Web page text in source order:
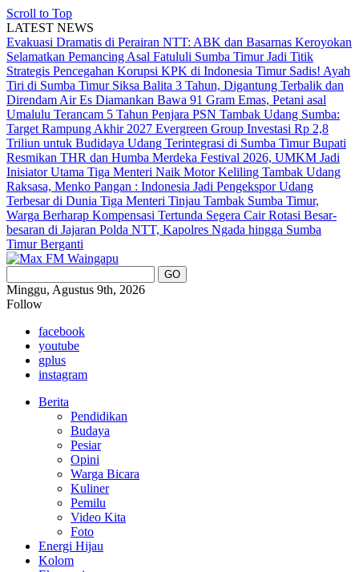
Scroll to Top
LATEST NEWS
Evakuasi Dramatis di Perairan NTT: ABK dan Basarnas Keroyokan
Selamatkan Pemancing Asal Fatululi Sumba Timur Jadi Titik
Strategis Pencegahan Korupsi KPK di Indonesia Timur Sadis! Ayah
Tiri di Sumba Timur Siksa Balita 3 Tahun, Digantung Terbalik dan
Direndam Air Es Diamankan Bawa 91 Gram Emas, Petani asal
Umalulu Terancam 5 Tahun Penjara PSN Tambak Udang Sumba:
Target Rampung Akhir 2027 Evergreen Group Investasi Rp 2,8
Triliun untuk Budidaya Udang Terintegrasi di Sumba TimurBupati
Resmikan THR dan Humba Merdeka Festival 2026, UMKM Jadi
Inisiator Utama Tiga Menteri Naik Motor Keliling Tambak Udang
Raksasa, Menko Pangan : Indonesia Jadi Pengekspor Udang
Terbesar di Dunia Tiga Menteri Tinjau Tambak Sumba Timur,
Warga Berharap Kompensasi Tertunda Segera CairRotasi Besar-
besaran di Jajaran Polda NTT, Kapolres Ngada hingga Sumba
Timur Berganti
Minggu, Agustus 9th, 2026
Follow
facebook
youtube
gplus
instagram
Berita
Pendidikan
Budaya
Pesiar
Opini
Warga Bicara
Kuliner
Pemilu
Video Kita
Foto
Energi Hijau
Kolom